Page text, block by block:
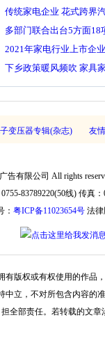
传统家电企业 花式跨界
多部门联合出台5方面
2021年家电行业上市企
下乡政策暖风频吹 家具
变压器专辑(杂志) 友
告有限公司 All rights
83789220(50线) 传真
： 粤ICP备11023654号 法
版权或有权使用的作
立，不对所包含内容
担全部责任。若转载的文